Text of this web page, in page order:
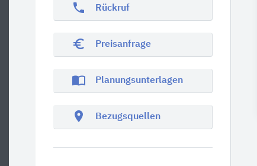
phone Rückruf
euro_symbol Preisanfrage
import_contacts Planungsunterlagen
location_on Bezugsquellen